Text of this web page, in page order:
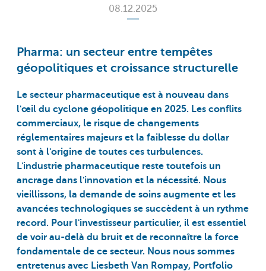
08.12.2025
Pharma: un secteur entre tempêtes
géopolitiques et croissance structurelle
Le secteur pharmaceutique est à nouveau dans
l'œil du cyclone géopolitique en 2025. Les conflits
commerciaux, le risque de changements
réglementaires majeurs et la faiblesse du dollar
sont à l'origine de toutes ces turbulences.
L'industrie pharmaceutique reste toutefois un
ancrage dans l'innovation et la nécessité. Nous
vieillissons, la demande de soins augmente et les
avancées technologiques se succèdent à un rythme
record. Pour l'investisseur particulier, il est essentiel
de voir au-delà du bruit et de reconnaître la force
fondamentale de ce secteur. Nous nous sommes
entretenus avec Liesbeth Van Rompay, Portfolio